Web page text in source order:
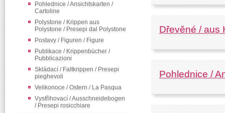
Pohlednice / Ansichtskarten /
Cartoline
Polystone / Krippen aus
Polystone / Presepi dal Polystone
Postavy / Figuren / Figure
Publikace / Krippenbücher /
Pubblicazioni
Skládací / Faltkrippen / Presepi
pieghevoli
Velikonoce / Ostern / La Pasqua
Vystřihovací / Ausschneidebogen
/ Presepi rosicchiare
Dřevěné / aus
Pohlednice /